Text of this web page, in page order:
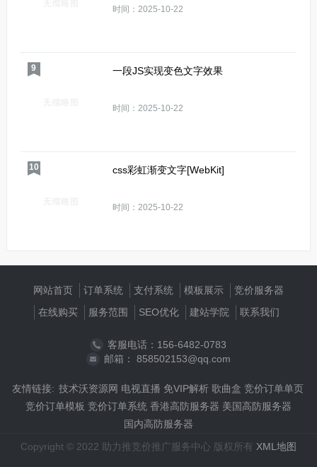
时间：2025-10-22
9 一段JS实现变色文字效果
时间：2025-10-22
10 css彩虹渐变文字[WebKit]
时间：2025-10-22
网站首页 订单系统 支付系统 模板展示
竞价服务器
在线购买
服务范围 SEO优化 建站学院 联系我们
客服电话：156-6482-0783
邮箱： 858502153@qq.com
友情链接: 技术沃资源网 电视直播 免VIP解析 歌曲盒 竞价订单单页
竞价订单模板 竞价订单系统 香港高防服务器 美国高防服务器
国内高防服务器
Copyright © 2022 助力推竞价推广服务中心 版权所有 XML地图